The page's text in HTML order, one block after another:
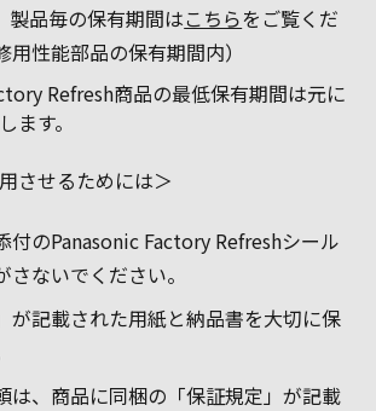
製品毎の保有期間はこちらをご覧くだ
用性能部品の保有期間内）
Refresh商品の最低保有期間は元に
ます。
させるためには＞
付のPanasonic Factory Refreshシール
さないでください。
が記載された用紙と納品書を大切に保
は、商品に同梱の「保証規定」が記載